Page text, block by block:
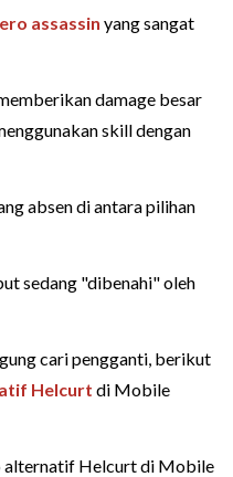
assassin yang sangat
damage besar
skill dengan
absen di antara pilihan
sedang "dibenahi" oleh
cari pengganti, berikut
Helcurt di Mobile
alternatif Helcurt di Mobile